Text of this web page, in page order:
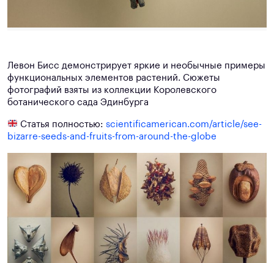
Левон Бисс демонстрирует яркие и необычные примеры
функциональных элементов растений. Сюжеты
фотографий взяты из коллекции Королевского
ботанического сада Эдинбурга
Статья полностью:scientificamerican.com/article/see-
bizarre-seeds-and-fruits-from-around-the-globe